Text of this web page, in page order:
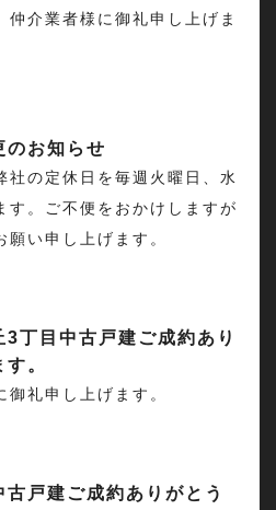
仲介業者様に御礼申し上げま
のお知らせ
社の定休日を毎週火曜日、水
す。ご不便をおかけしますが
願い申し上げます。
3丁目中古戸建ご成約あり
。
御礼申し上げます。
古戸建ご成約ありがとう